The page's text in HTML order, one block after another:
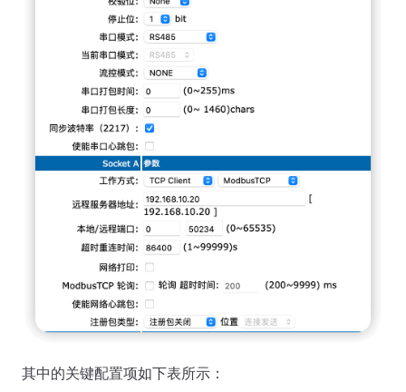
其中的关键配置项如下表所示：